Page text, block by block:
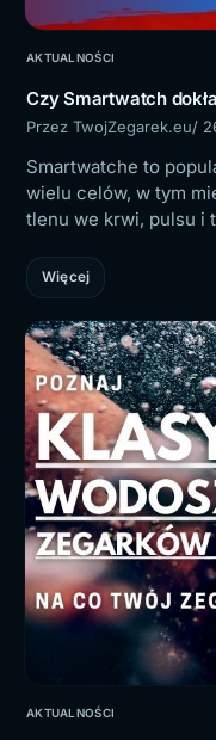
AKTUALNOŚCI
Czy Smartwatch
Przez TwojZegarek.eu/
Smartwatche to
wielu celów, w tym
tlenu we krwi, pulsu i
Więcej
AKTUALNOŚCI